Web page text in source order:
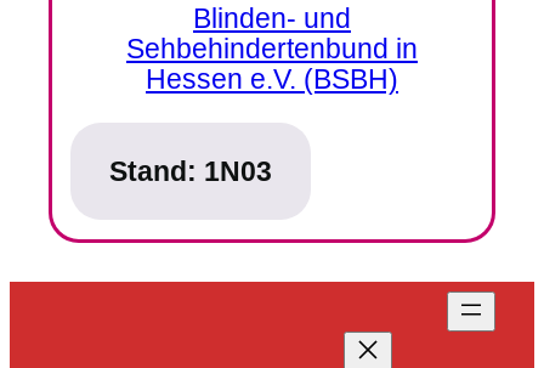
Blinden- und
Sehbehindertenbund in
Hessen e.V. (BSBH)
Stand: 1N03